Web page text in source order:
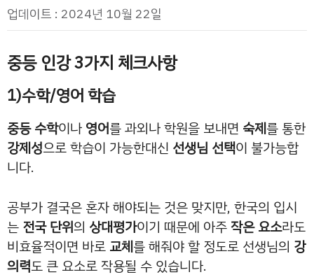
업데이트 : 2024년 10월 22일
중등 인강 3가지 체크사항
1)수학/영어 학습
중등 수학이나 영어를 과외나 학원을 보내면 숙제를 통한
강제성으로 학습이 가능한대신 선생님 선택이 불가능합
니다.
공부가 결국은 혼자 해야되는 것은 맞지만, 한국의 입시
는 전국 단위의 상대평가이기 때문에 아주작은 요소라도
비효율적이면 바로 교체를 해줘야 할 정도로 선생님의 강
의력도 큰 요소로 작용될 수 있습니다.